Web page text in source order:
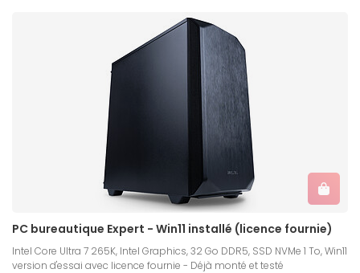
PC bureautique Expert - Win11 installé (licence fournie)
Intel Core Ultra 7 265K, Intel Graphics, 32 Go DDR5, SSD NVMe 1 To, Win11
version d'essai avec licence fournie - Déjà monté et testé